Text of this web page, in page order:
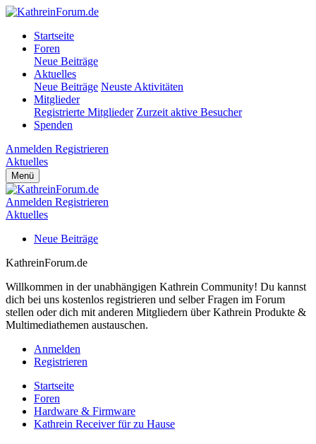
Startseite
Foren
Neue Beiträge
Aktuelles
Neue Beiträge Neuste Aktivitäten
Mitglieder
Registrierte Mitglieder Zurzeit aktive Besucher
Spenden
Anmelden Registrieren
Aktuelles
Menü
Anmelden Registrieren
Aktuelles
Neue Beiträge
KathreinForum.de
Willkommen in der unabhängigen Kathrein Community! Du kannst
dich bei uns kostenlos registrieren und selber Fragen im Forum
stellen oder dich mit anderen Mitgliedern über Kathrein Produkte &
Multimediathemen austauschen.
Anmelden
Registrieren
Startseite
Foren
Hardware & Firmware
Kathrein Receiver für zu Hause